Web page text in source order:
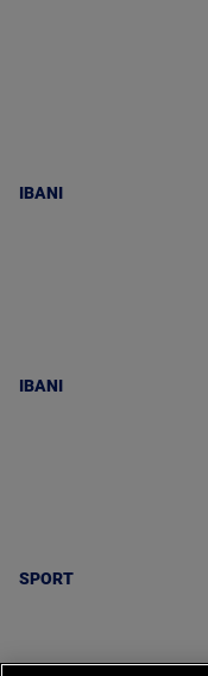
IBANI
IBANI
SPORT